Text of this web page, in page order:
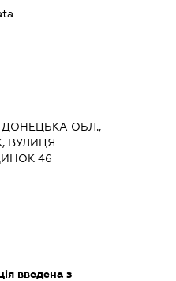
ДОНЕЦЬКА ОБЛ.,
ВУЛИЦЯ
46
введена з